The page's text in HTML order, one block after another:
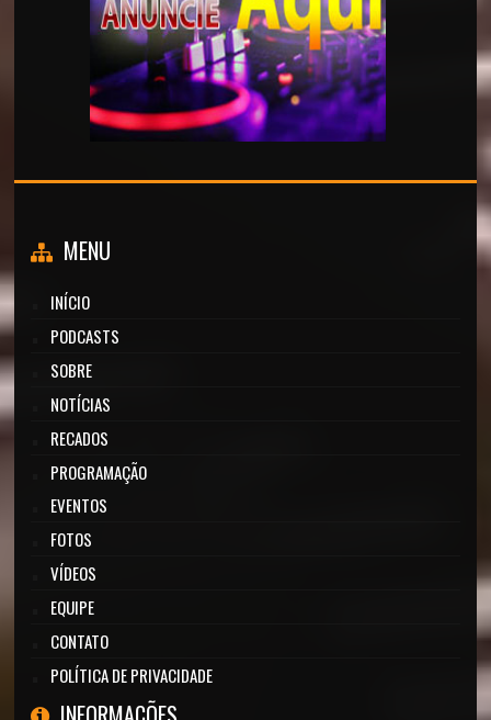
MENU
INÍCIO
PODCASTS
SOBRE
NOTÍCIAS
RECADOS
PROGRAMAÇÃO
EVENTOS
FOTOS
VÍDEOS
EQUIPE
CONTATO
POLÍTICA DE PRIVACIDADE